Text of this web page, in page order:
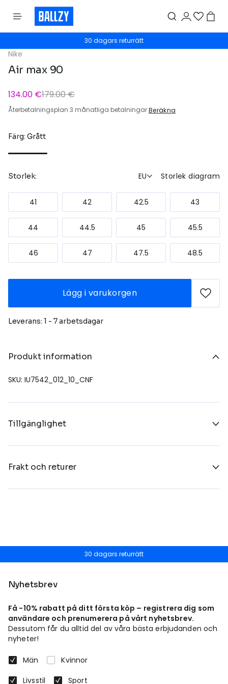
30 dagars returrätt
Nike
Air max 90
134.00 €179.00 €
Återbetalningsplan 3 månatliga betalningarBeräkna
Färg: Grått
Storlek: EU Storlek diagram
41 42 42.5 43
44 44.5 45 45.5
46 47 47.5 48.5
Lägg i varukorgen
Leverans: 1 - 7 arbetsdagar
Produkt information
SKU: IU7542_012_10_CNF
Tillgänglighet
Frakt och returer
30 dagars returrätt
Nyhetsbrev
Få -10% rabatt på ditt första köp – registrera dig som
användare och prenumerera på vårt nyhetsbrev.
Dessutom får du alltid del av våra bästa erbjudanden och
nyheter!
Män
Kvinnor
Livsstil
Sport